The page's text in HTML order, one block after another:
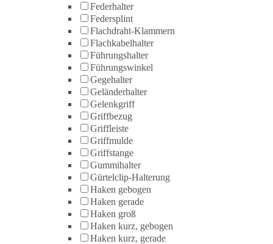
Federhalter
Federsplint
Flachdraht-Klammern
Flachkabelhalter
Führungshalter
Führungswinkel
Gegehalter
Geländerhalter
Gelenkgriff
Griffbezug
Griffleiste
Griffmulde
Griffstange
Gummihalter
Gürtelclip-Halterung
Haken gebogen
Haken gerade
Haken groß
Haken kurz, gebogen
Haken kurz, gerade